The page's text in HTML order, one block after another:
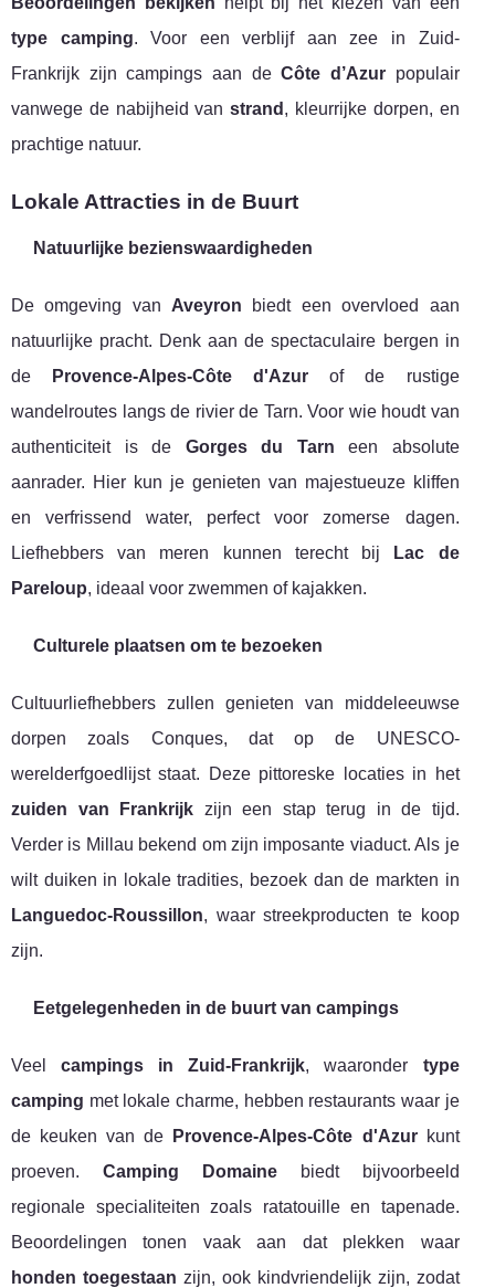
type camping. Voor een verblijf aan zee in Zuid-
Frankrijk zijn campings aan deCôte d’Azurpopulair
vanwege de nabijheid vanstrand , kleurrijke dorpen, en
prachtige natuur.
Lokale Attracties in de Buurt
Natuurlijke bezienswaardigheden
De omgeving van Aveyron biedt een overvloed aan
natuurlijke pracht. Denk aan de spectaculaire bergen in
de
Provence-Alpes-Côte d'Azur of de rustige
wandelroutes langs de rivier de Tarn. Voor wie houdt van
authenticiteit is de Gorges du Tarn een absolute
aanrader. Hier kun je genieten van majestueuze kliffen
en verfrissend water, perfect voor zomerse dagen.
Liefhebbers van meren kunnen terecht bij
Lac de
Pareloup, ideaal voor zwemmen of kajakken.
Culturele plaatsen om te bezoeken
Cultuurliefhebbers zullen genieten van middeleeuwse
dorpen zoals Conques, dat op de UNESCO-
werelderfgoedlijst staat. Deze pittoreske locaties in het
zuiden van Frankrijk zijn een stap terug in de tijd.
Verder is Millau bekend om zijn imposante viaduct. Als je
wilt duiken in lokale tradities, bezoek dan de markten in
Languedoc-Roussillon, waar streekproducten te koop
zijn.
Eetgelegenheden in de buurt van campings
Veelcampings in Zuid-Frankrijk, waaronder type
camping met lokale charme, hebben restaurants waar je
de keuken van de
Provence-Alpes-Côte d'Azurkunt
proeven. Camping Domainebiedt bijvoorbeeld
regionale specialiteiten zoals ratatouille en tapenade.
Beoordelingen tonen vaak aan dat plekken waar
honden toegestaan zijn, ook kindvriendelijk zijn, zodat